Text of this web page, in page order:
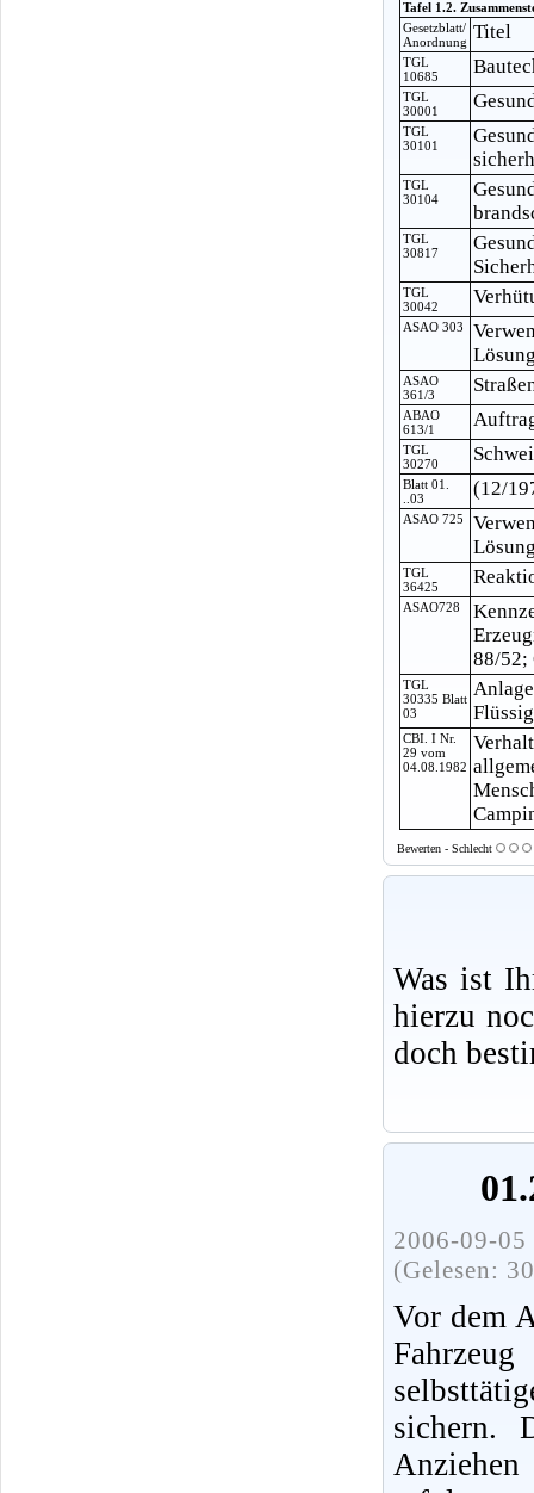
Tafel 1.2.
Gesetzblatt/
Anordnung Titel
TGL
10685
TGL
30001
TGL
30101
TGL
30104
TGL
30817
TGL
30042
ASAO 303
ASAO
361/3
ABAO
613/1
TGL
30270
Blatt 01.
..03
(12/
ASAO 725
TGL
36425
ASAO728
88/52;
TGL
30335 Blatt
03
CBI. I Nr.
29 vom
04.08.1982
Bewerten - Schlecht
Was ist
hierzu
doch
2006-09-
(Gelesen:
Vor dem
sichern.
Anziehen